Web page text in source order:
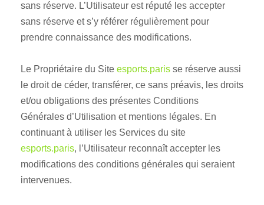
sans réserve. L’Utilisateur est réputé les accepter
sans réserve et s’y référer régulièrement pour
prendre connaissance des modifications.
Le Propriétaire du Site esports.paris se réserve aussi
le droit de céder, transférer, ce sans préavis, les droits
et/ou obligations des présentes Conditions
Générales d’Utilisation et mentions légales. En
continuant à utiliser les Services du site
esports.paris, l’Utilisateur reconnaît accepter les
modifications des conditions générales qui seraient
intervenues.